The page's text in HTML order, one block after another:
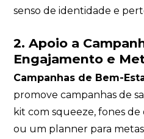
senso de identidade e
2. Apoio a
Engajamento e
Campanhas de Bem-
promove campanhas de
kit com squeeze, fones
ou um planner para